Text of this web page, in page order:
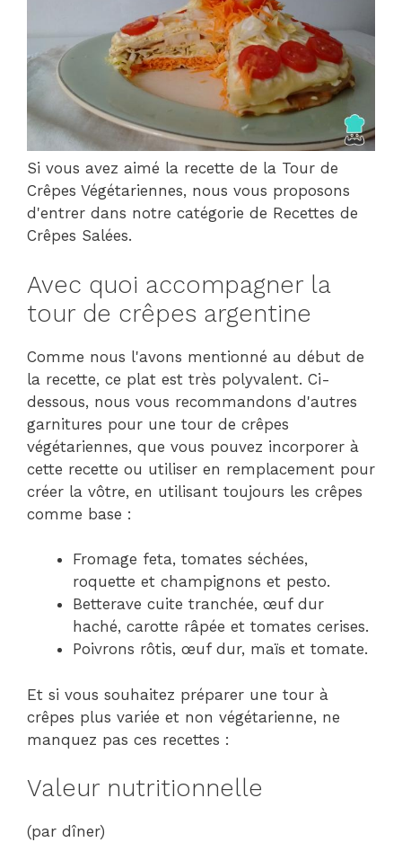
Si vous avez aimé la recette de la Tour de
Crêpes Végétariennes, nous vous proposons
d'entrer dans notre catégorie de Recettes de
Crêpes Salées.
Avec quoi accompagner la
tour de crêpes argentine
Comme nous l'avons mentionné au début de
la recette, ce plat est très polyvalent. Ci-
dessous, nous vous recommandons d'autres
garnitures pour une tour de crêpes
végétariennes, que vous pouvez incorporer à
cette recette ou utiliser en remplacement pour
créer la vôtre, en utilisant toujours les crêpes
comme base :
Fromage feta, tomates séchées,
roquette et champignons et pesto.
Betterave cuite tranchée, œuf dur
haché, carotte râpée et tomates cerises.
Poivrons rôtis, œuf dur, maïs et tomate.
Et si vous souhaitez préparer une tour à
crêpes plus variée et non végétarienne, ne
manquez pas ces recettes :
Valeur nutritionnelle
(par dîner)